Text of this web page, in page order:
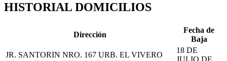
HISTORIAL DOMICILIOS
Dirección
Fecha de
Baja
JR. SANTORIN NRO. 167 URB. EL VIVERO
18 DE
JULIO DE